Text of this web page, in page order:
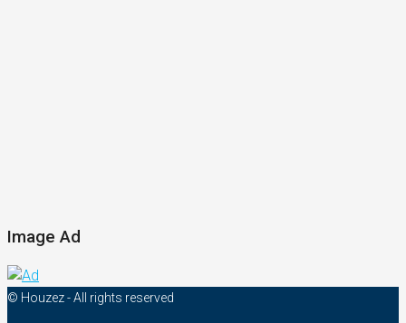
Image Ad
© Houzez - All rights reserved